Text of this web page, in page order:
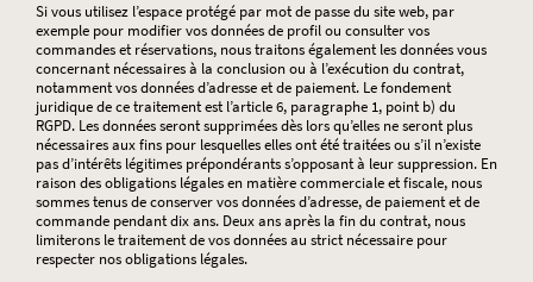
Si vous utilisez l’espace protégé par mot de passe du site web, par
exemple pour modifier vos données de profil ou consulter vos
commandes et réservations, nous traitons également les données vous
concernant nécessaires à la conclusion ou à l’exécution du contrat,
notamment vos données d’adresse et de paiement. Le fondement
juridique de ce traitement est l’article 6, paragraphe 1, point b) du
RGPD. Les données seront supprimées dès lors qu’elles ne seront plus
nécessaires aux fins pour lesquelles elles ont été traitées ou s’il n’existe
pas d’intérêts légitimes prépondérants s’opposant à leur suppression. En
raison des obligations légales en matière commerciale et fiscale, nous
sommes tenus de conserver vos données d’adresse, de paiement et de
commande pendant dix ans. Deux ans après la fin du contrat, nous
limiterons le traitement de vos données au strict nécessaire pour
respecter nos obligations légales.